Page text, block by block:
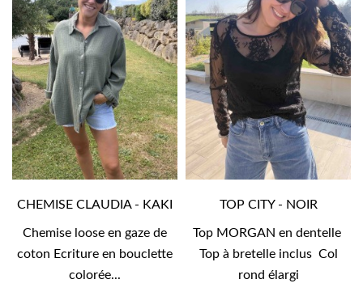
CHEMISE CLAUDIA - KAKI
Chemise loose en gaze de
coton Ecriture en bouclette
colorée...
TOP CITY - NOIR
Top MORGAN en dentelle
Top à bretelle inclus Col
rond élargi